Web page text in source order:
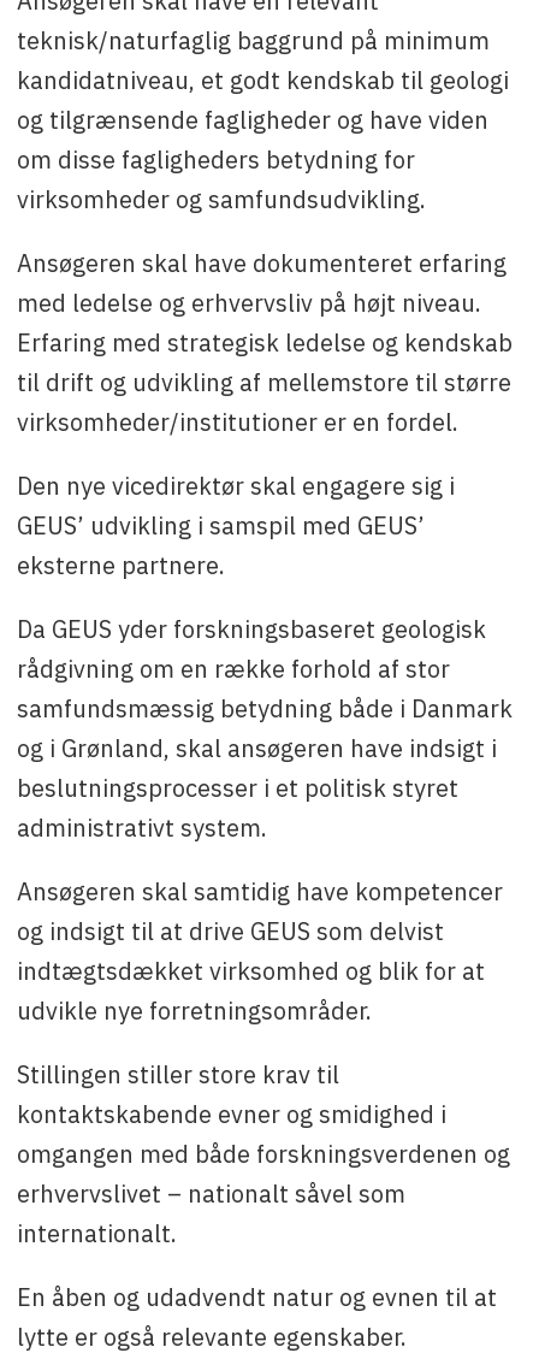
teknisk/naturfaglig baggrund på minimum
kandidatniveau, et godt kendskab til geologi
og tilgrænsende fagligheder og have viden
om disse fagligheders betydning for
virksomheder og samfundsudvikling.
Ansøgeren skal have dokumenteret erfaring
med ledelse og erhvervsliv på højt niveau.
Erfaring med strategisk ledelse og kendskab
til drift og udvikling af mellemstore til større
virksomheder/institutioner er en fordel.
Den nye vicedirektør skal engagere sig i
GEUS’ udvikling i samspil med GEUS’
eksterne partnere.
Da GEUS yder forskningsbaseret geologisk
rådgivning om en række forhold af stor
samfundsmæssig betydning både i Danmark
og i Grønland, skal ansøgeren have indsigt i
beslutningsprocesser i et politisk styret
administrativt system.
Ansøgeren skal samtidig have kompetencer
og indsigt til at drive GEUS som delvist
indtægtsdækket virksomhed og blik for at
udvikle nye forretningsområder.
Stillingen stiller store krav til
kontaktskabende evner og smidighed i
omgangen med både forskningsverdenen og
erhvervslivet – nationalt såvel som
internationalt.
En åben og udadvendt natur og evnen til at
lytte er også relevante egenskaber.